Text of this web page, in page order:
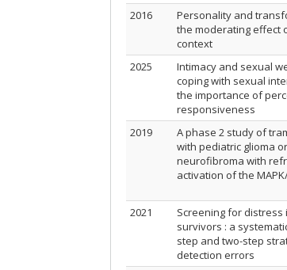
2016
Personality and
the moderating effect
context
2025
Intimacy and sexual
coping with sexual
the importance of
responsiveness
2019
A phase 2 study of
with pediatric glioma
neurofibroma with
activation of the
2021
Screening for distress
survivors : a
step and two-step
detection errors